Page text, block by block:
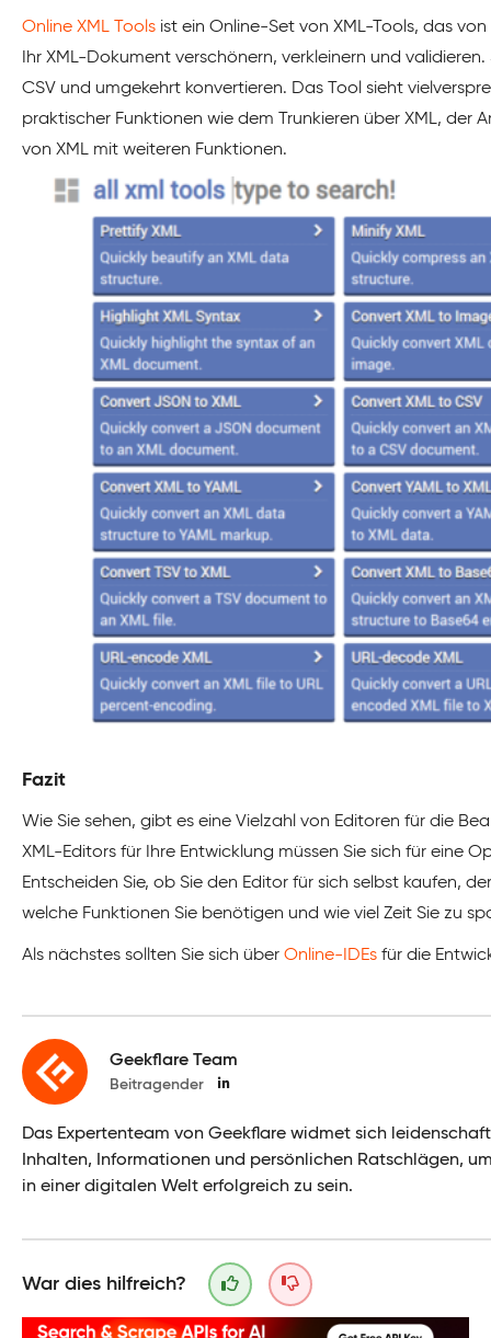
Online XML Tools ist ein Online-Set von XML-Tools, das
Ihr XML-Dokument verschönern, verkleinern und validieren.
CSV und umgekehrt konvertieren. Das Tool sieht
praktischer Funktionen wie dem Trunkieren über XML, der
von XML mit weiteren Funktionen.
Fazit
Wie Sie sehen, gibt es eine Vielzahl von Editoren für die
XML-Editors für Ihre Entwicklung müssen Sie sich für eine
Entscheiden Sie, ob Sie den Editor für sich selbst kaufen,
welche Funktionen Sie benötigen und wie viel Zeit Sie zu
Als nächstes sollten Sie sich über Online-IDEs für die
Geekflare Team
Beitragender
Das Expertenteam von Geekflare widmet sich
Inhalten, Informationen und persönlichen Ratschlägen,
in einer digitalen Welt erfolgreich zu sein.
War dies hilfreich?